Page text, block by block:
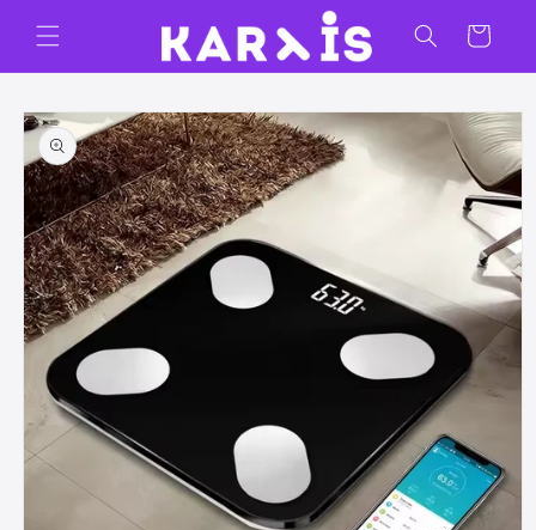
directamente
al contenido
Carrito
directamente
a la
información
del producto